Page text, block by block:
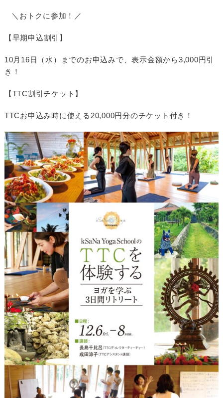
＼おトクに参加！／
【早期申込割引】
10月16日（水）までのお申込みで、表示金額から3,000円引
き！
【TTC割引チケット】
TTCお申込み時に使える20,000円分のチケット付き！